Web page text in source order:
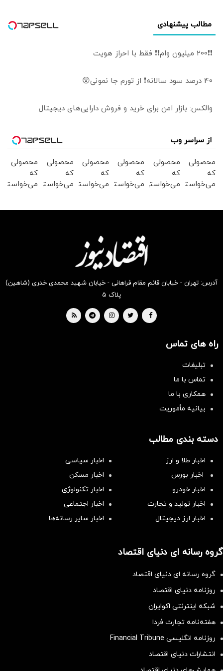
مطالب پیشنهادی
❗❗200 میلیون وام❗❗ فقط با احراز هویت
40 درصد سود سالانه❗ از تورم جا نمونی😲
والکس: بازار امن برای خرید و فروش دارایی‌های دیجیتال
از سراسر وب
محصولی
که
می‌خواستی
محصولی
که
می‌خواستی
محصولی
که
می‌خواستی
بخر !
محصولی
که
می‌خواستی
بخر !
محصولی
که
می‌خواستی
محصولی
که
می‌خواستی
آدرس: تهران - خیابان قائم مقام فراهانی - خیابان شهید محمدی خدری (شاهین)
پلاک ۵
راه های تماس
تبلیغات
تماس با ما
همکاری با ما
بیانیه مأموریت
دسته بندی مطالب
اخبار طلا و ارز
اخبار سیاسی
اخبار بورس
اخبار مسکن
اخبار خودرو
اخبار تکنولوژی
اخبار تولید و تجارت
اخبار اجتماعی
اخبار ارز دیجیتال
اخبار سایر رسانه‌‌ها
گروه رسانه ای دنیای اقتصاد
گروه رسانه ای دنیای اقتصاد
روزنامه دنیای اقتصاد
شبکه اینترنتی اکوایران
هفته‌نامه تجارت فردا
روزنامه انگلیسی Financial Tribune
انتشارات دنیای اقتصاد